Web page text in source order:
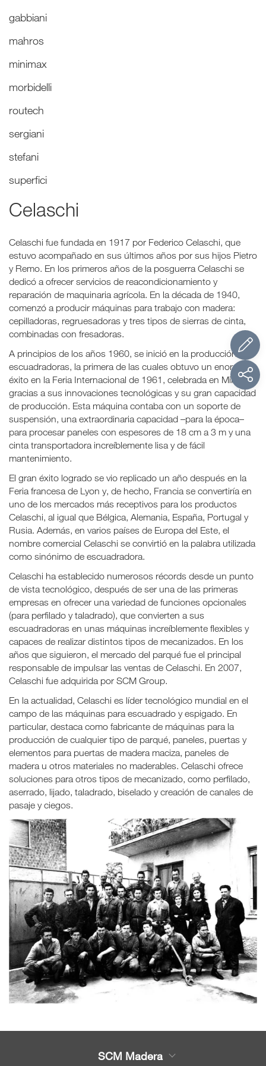
gabbiani
mahros
minimax
morbidelli
routech
sergiani
stefani
superfici
Celaschi
Celaschi fue fundada en 1917 por Federico Celaschi, que
estuvo acompañado en sus últimos años por sus hijos Pietro
y Remo. En los primeros años de la posguerra Celaschi se
dedicó a ofrecer servicios de reacondicionamiento y
reparación de maquinaria agrícola. En la década de 1940,
comenzó a producir máquinas para trabajo con madera:
cepilladoras, regruesadoras y tres tipos de sierras de cinta,
combinadas con fresadoras.
A principios de los años 1960, se inició en la producción de
escuadradoras, la primera de las cuales obtuvo un enorme
éxito en la Feria Internacional de 1961, celebrada en Milán,
gracias a sus innovaciones tecnológicas y su gran capacidad
de producción. Esta máquina contaba con un soporte de
suspensión, una extraordinaria capacidad –para la época–
para procesar paneles con espesores de 18 cm a 3 m y una
cinta transportadora increíblemente lisa y de fácil
mantenimiento.
El gran éxito logrado se vio replicado un año después en la
Feria francesa de Lyon y, de hecho, Francia se convertiría en
uno de los mercados más receptivos para los productos
Celaschi, al igual que Bélgica, Alemania, España, Portugal y
Rusia. Además, en varios países de Europa del Este, el
nombre comercial Celaschi se convirtió en la palabra utilizada
como sinónimo de escuadradora.
Celaschi ha establecido numerosos récords desde un punto
de vista tecnológico, después de ser una de las primeras
empresas en ofrecer una variedad de funciones opcionales
(para perfilado y taladrado), que convierten a sus
escuadradoras en unas máquinas increíblemente flexibles y
capaces de realizar distintos tipos de mecanizados. En los
años que siguieron, el mercado del parqué fue el principal
responsable de impulsar las ventas de Celaschi. En 2007,
Celaschi fue adquirida por SCM Group.
En la actualidad, Celaschi es líder tecnológico mundial en el
campo de las máquinas para escuadrado y espigado. En
particular, destaca como fabricante de máquinas para la
producción de cualquier tipo de parqué, paneles, puertas y
elementos para puertas de madera maciza, paneles de
madera u otros materiales no maderables. Celaschi ofrece
soluciones para otros tipos de mecanizado, como perfilado,
aserrado, lijado, taladrado, biselado y creación de canales de
pasaje y ciegos.
SCM Madera